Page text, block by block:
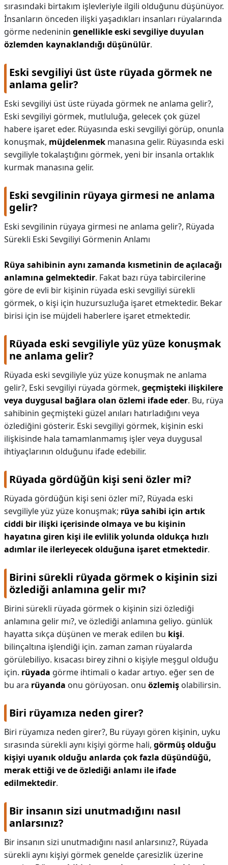
sırasındaki birtakım işlevleriyle ilgili olduğunu düşünüyor.
İnsanların önceden ilişki yaşadıkları insanları rüyalarında
görme nedeninin genellikle eski sevgiliye duyulan
özlemden kaynaklandığı düşünülür.
Eski sevgiliyi üst üste rüyada görmek ne
anlama gelir?
Eski sevgiliyi üst üste rüyada görmek ne anlama gelir?,
Eski sevgiliyi görmek, mutluluğa, gelecek çok güzel
habere işaret eder. Rüyasında eski sevgiliyi görüp, onunla
konuşmak, müjdelenmek manasına gelir. Rüyasında eski
sevgiliyle tokalaştığını görmek, yeni bir insanla ortaklık
kurmak manasına gelir.
Eski sevgilinin rüyaya girmesi ne anlama
gelir?
Eski sevgilinin rüyaya girmesi ne anlama gelir?, Rüyada
Sürekli Eski Sevgiliyi Görmenin Anlamı
Rüya sahibinin aynı zamanda kısmetinin de açılacağı
anlamına gelmektedir. Fakat bazı rüya tabircilerine
göre de evli bir kişinin rüyada eski sevgiliyi sürekli
görmek, o kişi için huzursuzluğa işaret etmektedir. Bekar
birisi için ise müjdeli haberlere işaret etmektedir.
Rüyada eski sevgiliyle yüz yüze konuşmak
ne anlama gelir?
Rüyada eski sevgiliyle yüz yüze konuşmak ne anlama
gelir?, Eski sevgiliyi rüyada görmek, geçmişteki ilişkilere
veya duygusal bağlara olan özlemi ifade eder. Bu, rüya
sahibinin geçmişteki güzel anıları hatırladığını veya
özlediğini gösterir. Eski sevgiliyi görmek, kişinin eski
ilişkisinde hala tamamlanmamış işler veya duygusal
ihtiyaçlarının olduğunu ifade edebilir.
Rüyada gördüğün kişi seni özler mi?
Rüyada gördüğün kişi seni özler mi?, Rüyada eski
sevgiliyle yüz yüze konuşmak; rüya sahibi için artık
ciddi bir ilişki içerisinde olmaya ve bu kişinin
hayatına giren kişi ile evlilik yolunda oldukça hızlı
adımlar ile ilerleyecek olduğuna işaret etmektedir.
Birini sürekli rüyada görmek o kişinin sizi
özlediği anlamına gelir mı?
Birini sürekli rüyada görmek o kişinin sizi özlediği
anlamına gelir mı?, ve özlediği anlamına geliyo. günlük
hayatta sıkça düşünen ve merak edilen bu kişi.
bilinçaltına işlendiği için. zaman zaman rüyalarda
görülebiliyo. kısacası birey zihni o kişiyle meşgul olduğu
için. rüyada görme ihtimali o kadar artıyo. eğer sen de
bu ara rüyanda onu görüyosan. onu özlemiş olabilirsin.
Biri rüyamıza neden girer?
Biri rüyamıza neden girer?, Bu rüyayı gören kişinin, uyku
sırasında sürekli aynı kişiyi görme hali, görmüş olduğu
kişiyi uyanık olduğu anlarda çok fazla düşündüğü,
merak ettiği ve de özlediği anlamı ile ifade
edilmektedir.
Bir insanın sizi unutmadığını nasıl
anlarsınız?
Bir insanın sizi unutmadığını nasıl anlarsınız?, Rüyada
sürekli aynı kişiyi görmek genelde çaresizlik üzerine